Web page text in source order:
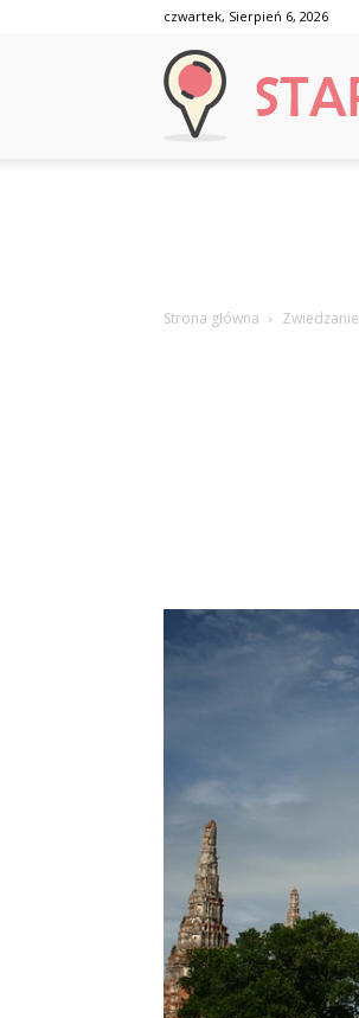
czwartek, Sierpień 6, 2026
Strona główna Zwiedzanie